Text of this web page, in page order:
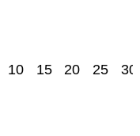
10 15 20 25 30